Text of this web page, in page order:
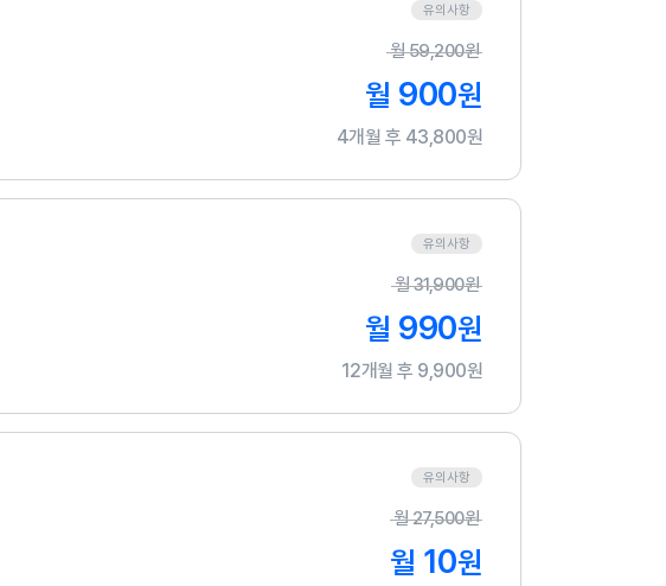
유의사항
월59,200원
월 900원
4개월 후 43,800원
유의사항
월31,900원
월 990원
12개월 후 9,900원
유의사항
월27,500원
월 10원